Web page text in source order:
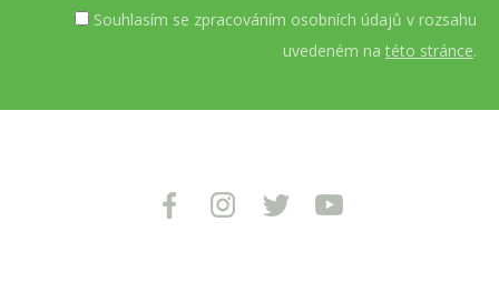
Souhlasím se zpracováním osobních údajů v rozsahu
uvedeném na této stránce.